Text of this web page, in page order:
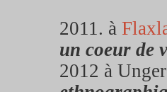
2011. à
un coeur de
2012 à